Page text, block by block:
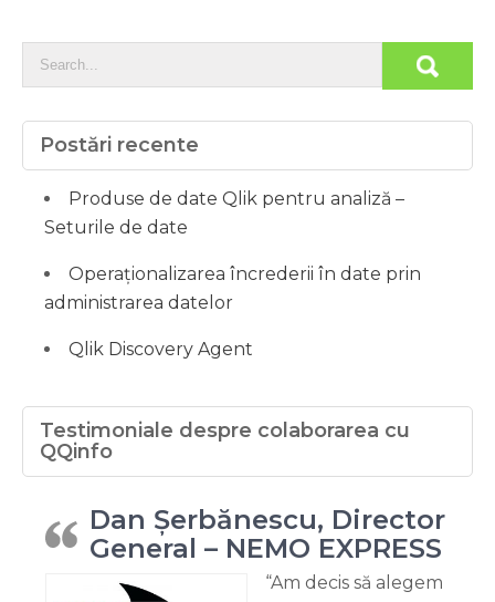
Postări recente
Produse de date Qlik pentru analiză –
Seturile de date
Operaționalizarea încrederii în date prin
administrarea datelor
Qlik Discovery Agent
Testimoniale despre colaborarea cu
QQinfo
Dan Șerbănescu, Director
General – NEMO EXPRESS
“Am decis să alegem